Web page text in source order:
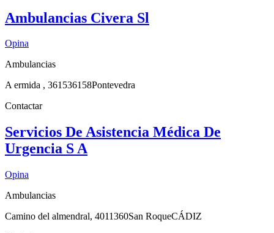
Ambulancias Civera Sl
Opina
Ambulancias
A ermida , 361536158Pontevedra
Contactar
Servicios De Asistencia Médica De
Urgencia S A
Opina
Ambulancias
Camino del almendral, 4011360San RoqueCÁDIZ